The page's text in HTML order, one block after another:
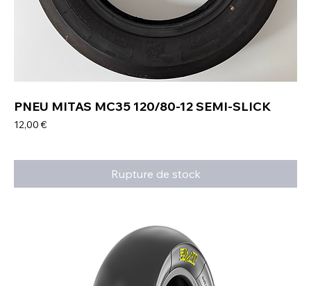
PNEU MITAS MC35 120/80-12 SEMI-SLICK
Prix
12,00 €
Rupture de stock